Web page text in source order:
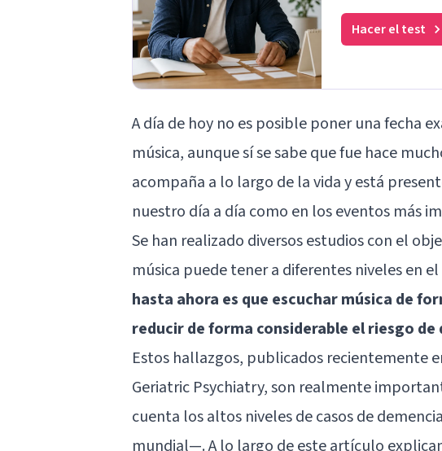
Hacer el test
A día de hoy no es posible poner una fecha
música, aunque sí se sabe que fue hace
acompaña a lo largo de la vida y está
nuestro día a día como en los eventos más
Se han realizado diversos estudios con el
música puede tener a diferentes niveles en
hasta ahora es que escuchar música de
reducir de forma considerable el riesgo de
Estos hallazgos, publicados recientemente
Geriatric Psychiatry, son realmente
cuenta los altos niveles de casos de
mundial—. A lo largo de este artículo